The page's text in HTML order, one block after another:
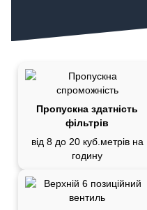
Пропускна здатність
фільтрів
від 8 до 20 куб.метрів на
годину